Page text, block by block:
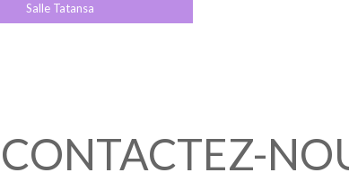
Salle Tatansa
CONTACTEZ-